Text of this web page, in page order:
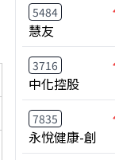
5484
慧友
3716
中化控股
7835
永悅健康-創